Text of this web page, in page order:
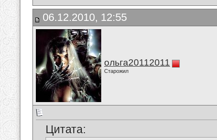
06.12.2010, 12:55
ольга20112011
Старожил
Цитата: